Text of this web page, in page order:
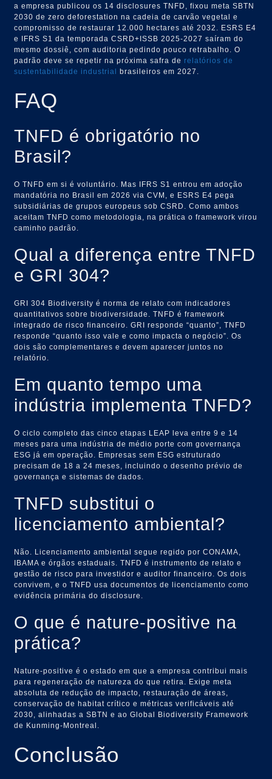
a empresa publicou os 14 disclosures TNFD, fixou meta SBTN
2030 de zero deforestation na cadeia de carvão vegetal e
compromisso de restaurar 12.000 hectares até 2032. ESRS E4
e IFRS S1 da temporada CSRD+ISSB 2025-2027 saíram do
mesmo dossiê, com auditoria pedindo pouco retrabalho. O
padrão deve se repetir na próxima safra de relatórios de
sustentabilidade industrial
brasileiros em 2027.
FAQ
TNFD é obrigatório no
Brasil?
O TNFD em si é voluntário. Mas IFRS S1 entrou em adoção
mandatória no Brasil em 2026 via CVM, e ESRS E4 pega
subsidiárias de grupos europeus sob CSRD. Como ambos
aceitam TNFD como metodologia, na prática o framework virou
caminho padrão.
Qual a diferença entre TNFD
e GRI 304?
GRI 304 Biodiversity é norma de relato com indicadores
quantitativos sobre biodiversidade. TNFD é framework
integrado de risco financeiro. GRI responde “quanto”, TNFD
responde “quanto isso vale e como impacta o negócio”. Os
dois são complementares e devem aparecer juntos no
relatório.
Em quanto tempo uma
indústria implementa TNFD?
O ciclo completo das cinco etapas LEAP leva entre 9 e 14
meses para uma indústria de médio porte com governança
ESG já em operação. Empresas sem ESG estruturado
precisam de 18 a 24 meses, incluindo o desenho prévio de
governança e sistemas de dados.
TNFD substitui o
licenciamento ambiental?
Não. Licenciamento ambiental segue regido por CONAMA,
IBAMA e órgãos estaduais. TNFD é instrumento de relato e
gestão de risco para investidor e auditor financeiro. Os dois
convivem, e o TNFD usa documentos de licenciamento como
evidência primária do disclosure.
O que é nature-positive na
prática?
Nature-positive é o estado em que a empresa contribui mais
para regeneração de natureza do que retira. Exige meta
absoluta de redução de impacto, restauração de áreas,
conservação de habitat crítico e métricas verificáveis até
2030, alinhadas a SBTN e ao Global Biodiversity Framework
de Kunming-Montreal.
Conclusão